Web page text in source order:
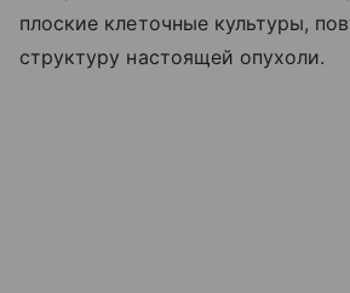
плоские клеточные культуры,
структуру настоящей опухоли.